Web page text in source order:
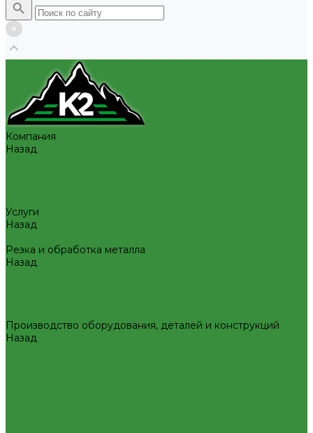
Компания
Назад
Услуги
Назад
Резка и обработка металла
Назад
Производство оборудования, деталей и конструкций
Назад